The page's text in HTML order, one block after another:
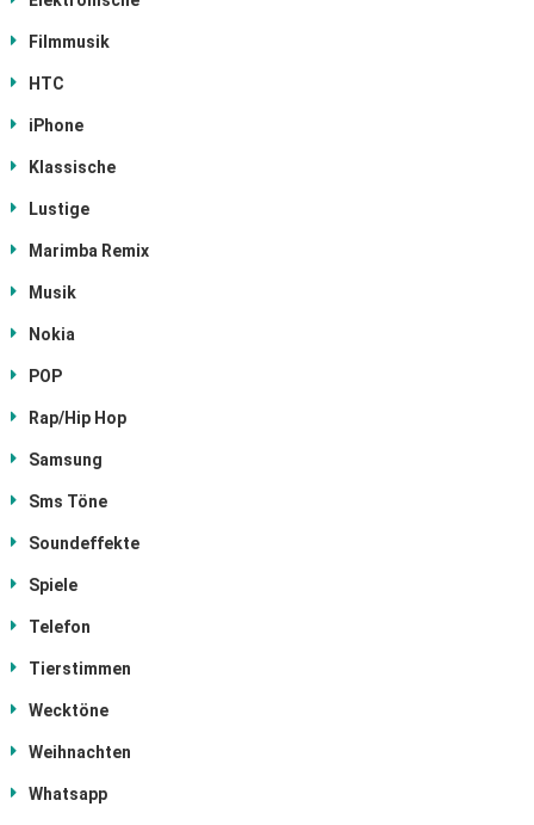
Filmmusik
HTC
iPhone
Klassische
Lustige
Marimba Remix
Musik
Nokia
POP
Rap/Hip Hop
Samsung
Sms Töne
Soundeffekte
Spiele
Telefon
Tierstimmen
Wecktöne
Weihnachten
Whatsapp